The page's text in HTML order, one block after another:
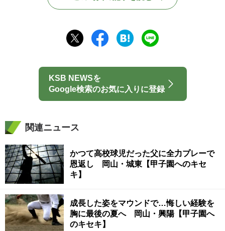
KSB NEWSを
Google検索のお気に入りに登録
関連ニュース
かつて高校球児だった父に全力プレーで
恩返し 岡山・城東【甲子園へのキセ
キ】
成長した姿をマウンドで…悔しい経験を
胸に最後の夏へ 岡山・興陽【甲子園へ
のキセキ】